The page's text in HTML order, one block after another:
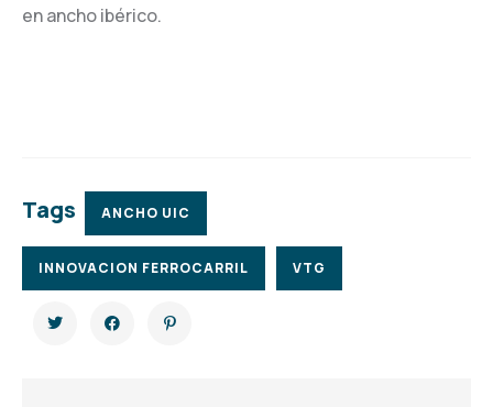
en ancho ibérico.
Tags ANCHO UIC
INNOVACION FERROCARRIL VTG